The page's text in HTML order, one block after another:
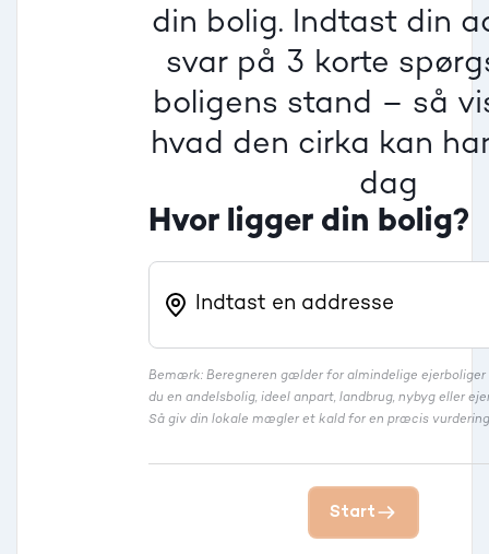
din bolig. Indtast din
svar på 3 korte
boligens stand – så
hvad den cirka kan
dag
Hvor ligger din bolig?
Bemærk: Beregneren gælder for almindelige ejerboliger
du en andelsbolig, ideel anpart, landbrug, nybyg eller
Så giv din lokale mægler et kald for en præcis
Dårlig
Dårlig
Dårlig
Villa
Beregner pris
Start